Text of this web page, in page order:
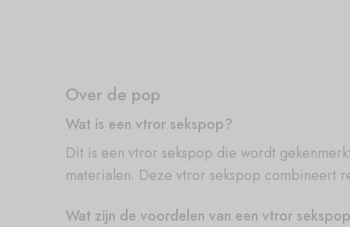
Over de pop
Wat is een vtror sekspop?
Dit is een vtror sekspop die wordt
materialen. Deze vtror sekspop combineert
Wat zijn de voordelen van een vtror